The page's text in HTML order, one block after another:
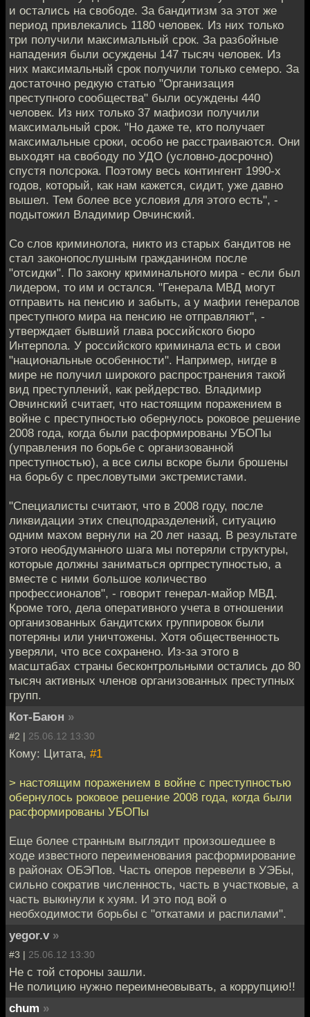
и остались на свободе. За бандитизм за этот же
период привлекались 1180 человек. Из них только
три получили максимальный срок. За разбойные
нападения были осуждены 147 тысяч человек. Из
них максимальный срок получили только семеро. За
достаточно редкую статью "Организация
преступного сообщества" были осуждены 440
человек. Из них только 37 мафиози получили
максимальный срок. "Но даже те, кто получает
максимальные сроки, особо не расстраиваются. Они
выходят на свободу по УДО (условно-досрочно)
спустя полсрока. Поэтому весь контингент 1990-х
годов, который, как нам кажется, сидит, уже давно
вышел. Тем более все условия для этого есть", -
подытожил Владимир Овчинский.
Со слов криминолога, никто из старых бандитов не
стал законопослушным гражданином после
"отсидки". По закону криминального мира - если был
лидером, то им и остался. "Генерала МВД могут
отправить на пенсию и забыть, а у мафии генералов
преступного мира на пенсию не отправляют", -
утверждает бывший глава российского бюро
Интерпола. У российского криминала есть и свои
"национальные особенности". Например, нигде в
мире не получил широкого распространения такой
вид преступлений, как рейдерство. Владимир
Овчинский считает, что настоящим поражением в
войне с преступностью обернулось роковое решение
2008 года, когда были расформированы УБОПы
(управления по борьбе с организованной
преступностью), а все силы вскоре были брошены
на борьбу с пресловутыми экстремистами.
"Специалисты считают, что в 2008 году, после
ликвидации этих спецподразделений, ситуацию
одним махом вернули на 20 лет назад. В результате
этого необдуманного шага мы потеряли структуры,
которые должны заниматься оргпреступностью, а
вместе с ними большое количество
профессионалов", - говорит генерал-майор МВД.
Кроме того, дела оперативного учета в отношении
организованных бандитских группировок были
потеряны или уничтожены. Хотя общественность
уверяли, что все сохранено. Из-за этого в
масштабах страны бесконтрольными остались до 80
тысяч активных членов организованных преступных
групп.
Кот-Баюн »
#2 | 25.06.12 13:30
Кому: Цитата, #1
> настоящим поражением в войне с преступностью
обернулось роковое решение 2008 года, когда были
расформированы УБОПы
Еще более странным выглядит произошедшее в
ходе известного переименования расформирование
в районах ОБЭПов. Часть оперов перевели в УЭБы,
сильно сократив численность, часть в участковые, а
часть выкинули к хуям. И это под вой о
необходимости борьбы с "откатами и распилами".
yegor.v »
#3 | 25.06.12 13:30
Не с той стороны зашли.
Не полицию нужно переимнеовывать, а коррупцию!!
chum »